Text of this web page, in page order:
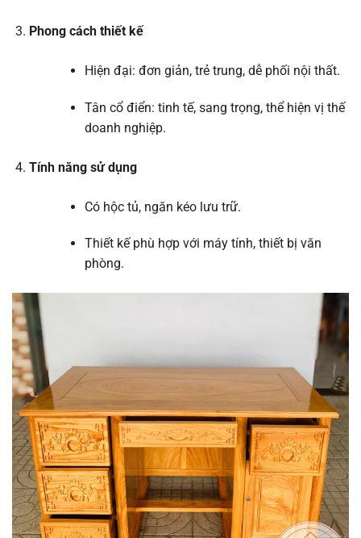
Phong cách thiết kế
Hiện đại: đơn giản, trẻ trung, dễ phối nội thất.
Tân cổ điển: tinh tế, sang trọng, thể hiện vị thế
doanh nghiệp.
Tính năng sử dụng
Có hộc tủ, ngăn kéo lưu trữ.
Thiết kế phù hợp với máy tính, thiết bị văn
phòng.